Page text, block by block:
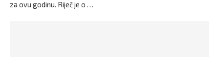
za ovu godinu. Riječ je o …